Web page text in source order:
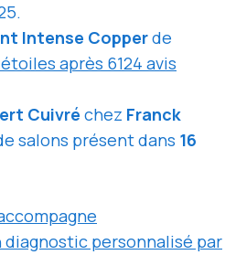
Intense Copperde
étoiles après 6124 avis
Cuivré chez Franck
salons présent dans 16
personnalisé par